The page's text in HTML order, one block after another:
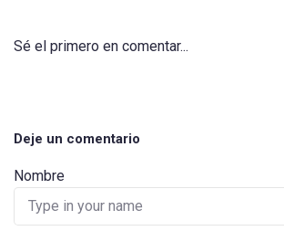
Sé el primero en comentar...
Deje un comentario
Nombre